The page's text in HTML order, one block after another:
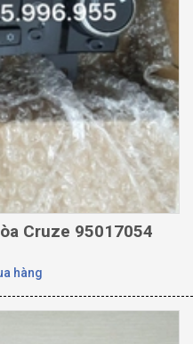
Cruze 95017054
hàng